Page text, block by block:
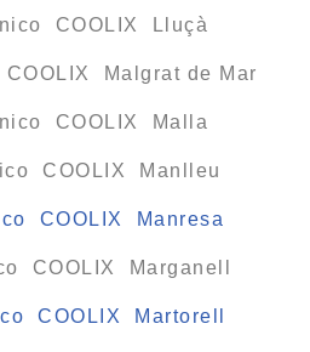
COOLIX Lluçà
Malgrat de Mar
COOLIX Malla
COOLIX Manlleu
COOLIX Manresa
COOLIX Marganell
COOLIX Martorell